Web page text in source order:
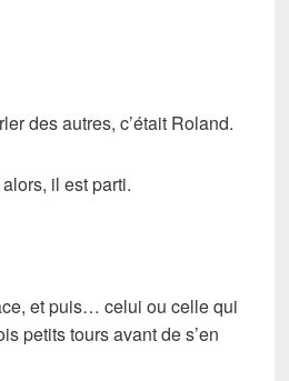
des autres, c’était Roland.
il est parti.
et puis… celui ou celle qui
petits tours avant de s’en